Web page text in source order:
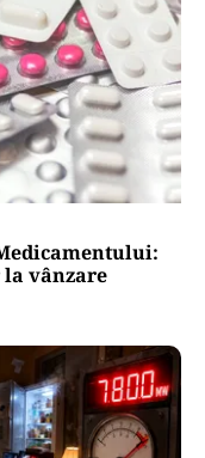
la vânzare